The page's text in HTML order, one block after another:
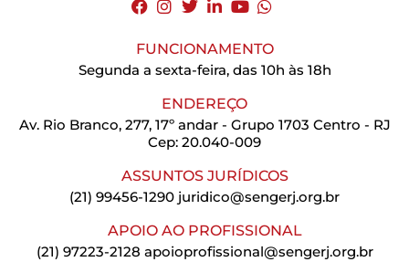
FUNCIONAMENTO
Segunda a sexta-feira, das 10h às 18h
ENDEREÇO
Av. Rio Branco, 277, 17º andar - Grupo 1703 Centro - RJ
Cep: 20.040-009
ASSUNTOS JURÍDICOS
(21) 99456-1290 juridico@sengerj.org.br
APOIO AO PROFISSIONAL
(21) 97223-2128 apoioprofissional@sengerj.org.br